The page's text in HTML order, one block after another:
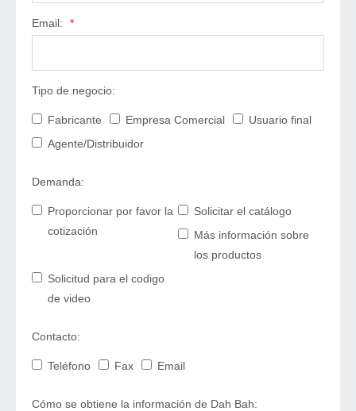
Email: *
Tipo de negocio:
Fabricante Empresa Comercial
Usuario final
Agente/Distribuidor
Demanda:
Proporcionar por favor la
cotización
Solicitar el catálogo
Más información sobre
los productos
Solicitud para el codigo
de video
Contacto:
Teléfono Fax Email
Cómo se obtiene la información de Dah Bah: